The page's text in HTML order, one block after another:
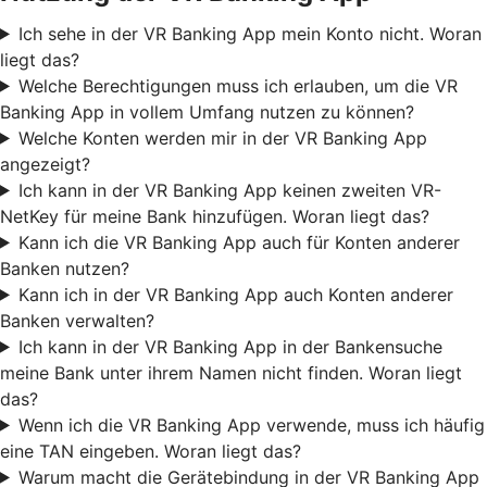
Ich sehe in der VR Banking App mein Konto nicht. Woran
liegt das?
Welche Berechtigungen muss ich erlauben, um die VR
Banking App in vollem Umfang nutzen zu können?
Welche Konten werden mir in der VR Banking App
angezeigt?
Ich kann in der VR Banking App keinen zweiten VR-
NetKey für meine Bank hinzufügen. Woran liegt das?
Kann ich die VR Banking App auch für Konten anderer
Banken nutzen?
Kann ich in der VR Banking App auch Konten anderer
Banken verwalten?
Ich kann in der VR Banking App in der Bankensuche
meine Bank unter ihrem Namen nicht finden. Woran liegt
das?
Wenn ich die VR Banking App verwende, muss ich häufig
eine TAN eingeben. Woran liegt das?
Warum macht die Gerätebindung in der VR Banking App